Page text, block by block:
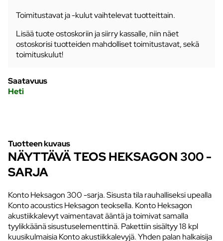
Toimitustavat ja -kulut vaihtelevat tuotteittain.
Lisää tuote ostoskoriin ja siirry kassalle, niin näet
ostoskorisi tuotteiden mahdolliset toimitustavat, sekä
toimituskulut!
Saatavuus
Heti
Tuotteen kuvaus
NÄYTTÄVÄ TEOS HEKSAGON 300 -
SARJA
Konto Heksagon 300 -sarja. Sisusta tila rauhalliseksi upealla
Konto acoustics Heksagon teoksella. Konto Heksagon
akustiikkalevyt vaimentavat ääntä ja toimivat samalla
tyylikkäänä sisustuselementtinä. Pakettiin sisältyy 18 kpl
kuusikulmaisia Konto akustiikkalevyjä. Yhden palan halkaisija